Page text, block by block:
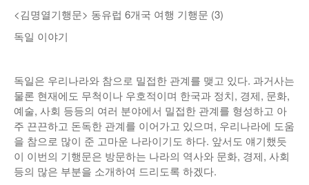
김원동칼럼
독자광장
인근여행지
놀이공원
낚시/비치
골프
인터뷰/탐방
<김명열기행문> 동유럽 6개국 여행 기행문 (3)
독일 이야기
독일은 우리나라와 참으로 밀접한 관계를 맺고 있다. 과거사는
물론 현재에도 무척이나 우호적이며 한국과 정치, 경제, 문화,
예술, 사회 등등의 여러 분야에서 밀접한 관계를 형성하고 아
주 끈끈하고 돈독한 관계를 이어가고 있으며, 우리나라에 도움
을 참으로 많이 준 고마운 나라이기도 하다. 앞서도 얘기했듯
이 이번의 기행문은 방문하는 나라의 역사와 문화, 경제, 사회
등의 많은 부분을 소개하여 드리도록 하겠다.